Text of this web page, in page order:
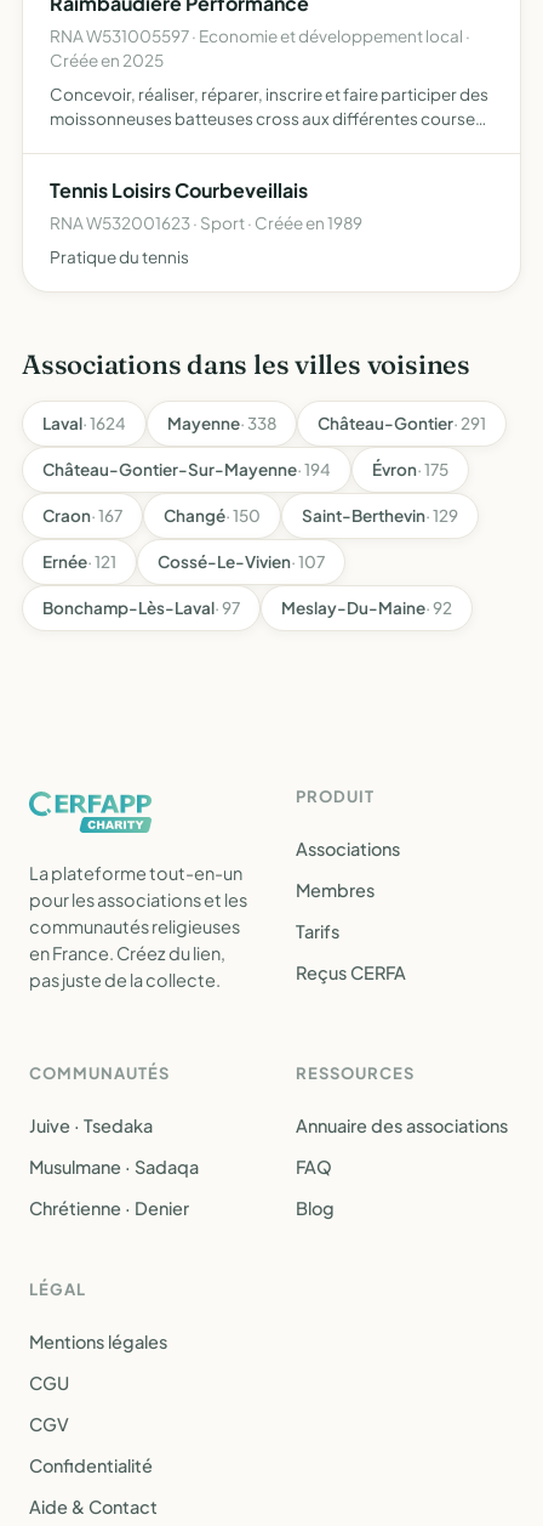
compétition…
RNA W531005597 · Economie et développement local ·
Créée en 2025
Concevoir, réaliser, réparer, inscrire et faire participer des
moissonneuses batteuses cross aux différentes courses
Tennis Loisirs Courbeveillais
RNA W532001623 · Sport · Créée en 1989
Pratique du tennis
Associations dans les villes voisines
Laval· 1624 Mayenne· 338 Château-Gontier· 291
Château-Gontier-Sur-Mayenne· 194 Évron· 175
Craon· 167 Changé· 150 Saint-Berthevin· 129
Ernée· 121 Cossé-Le-Vivien· 107
Bonchamp-Lès-Laval· 97 Meslay-Du-Maine· 92
La plateforme tout-en-un
pour les associations et les
communautés religieuses
en France. Créez du lien,
pas juste de la collecte.
PRODUIT
Associations
Membres
Tarifs
Reçus CERFA
COMMUNAUTÉS
Juive · Tsedaka
Musulmane · Sadaqa
Chrétienne · Denier
RESSOURCES
Annuaire des associations
FAQ
Blog
LÉGAL
Mentions légales
CGU
CGV
Confidentialité
Aide & Contact